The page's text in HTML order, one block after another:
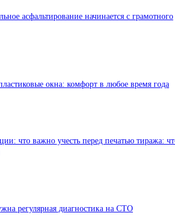
асфальтирование начинается с грамотного
окна: комфорт в любое время года
что важно учесть перед печатью тиража:
регулярная диагностика на СТО